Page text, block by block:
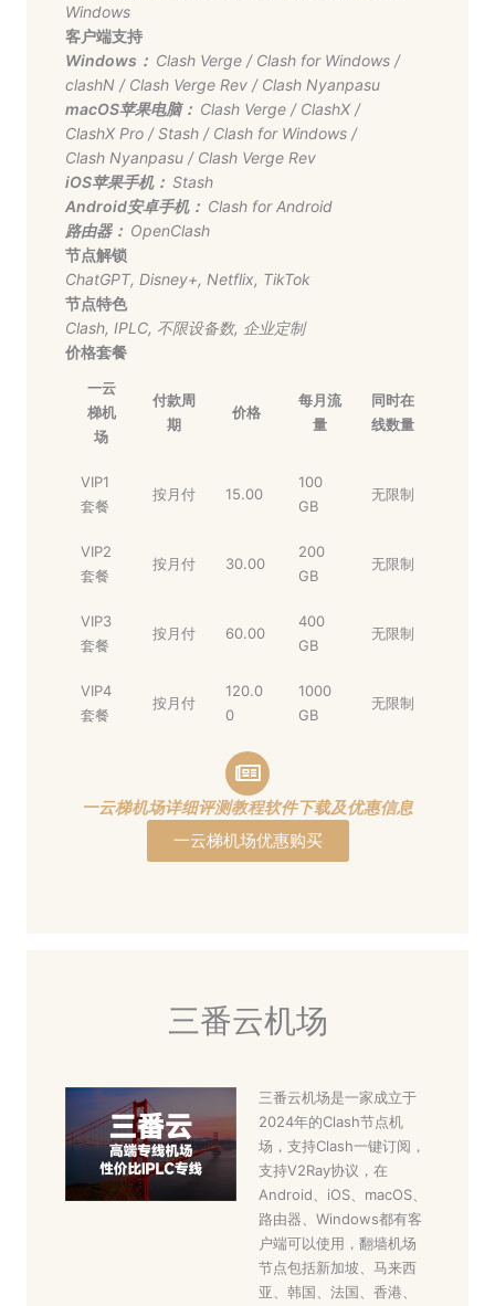
Windows
客户端支持
Windows： Clash Verge/ Clash for Windows/
clashN/ Clash Verge Rev/ Clash Nyanpasu
macOS苹果电脑： Clash Verge/ ClashX/
ClashX Pro/Stash/ Clash for Windows/
Clash Nyanpasu/ Clash Verge Rev
iOS苹果手机： Stash
Android安卓手机： Clash for Android
路由器： OpenClash
节点解锁
ChatGPT, Disney+, Netflix, TikTok
节点特色
Clash, IPLC, 不限设备数, 企业定制
价格套餐
一云
梯机
场
付款周
期
价格
每月流
量
同时在
线数量
VIP1
套餐
按月付 15.00
100
GB
无限制
VIP2
套餐
按月付 30.00
200
GB
无限制
VIP3
套餐
按月付 60.00
400
GB
无限制
VIP4
套餐
按月付
120.0
0
1000
GB
无限制
一云梯机场详细评测教程软件下载及优惠信息
一云梯机场优惠购买
三番云机场
三番云机场是一家成立于
2024年的Clash节点机
场，支持Clash一键订阅，
支持V2Ray协议，在
Android、iOS、macOS、
路由器、Windows都有客
户端可以使用，翻墙机场
节点包括新加坡、马来西
亚、韩国、法国、香港、